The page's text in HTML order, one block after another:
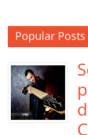
Popular Posts